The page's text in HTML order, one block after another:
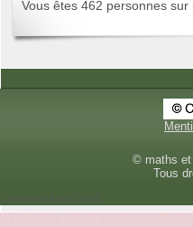
Vous êtes 462 personnes
© maths et
Tous